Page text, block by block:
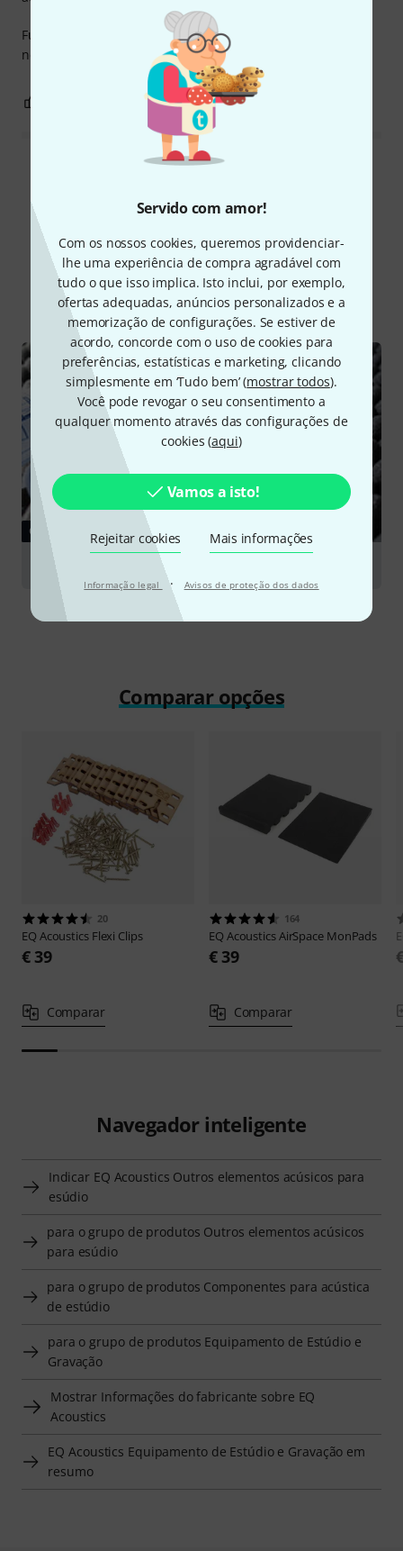
Servido com amor!
Com os nossos cookies, queremos providenciar-
lhe uma experiência de compra agradável com
tudo o que isso implica. Isto inclui, por exemplo,
ofertas adequadas, anúncios personalizados e a
memorização de configurações. Se estiver de
acordo, concorde com o uso de cookies para
preferências, estatísticas e marketing, clicando
simplesmente em ‘Tudo bem’ (mostrar todos).
Você pode revogar o seu consentimento a
qualquer momento através das configurações de
cookies (aqui)
Vamos a isto!
Rejeitar cookies Mais informações
Informação legal · Avisos de proteção dos dados
Funciona muito bem, todas as opções de montagem estão
neste conjunto
REPORTAR A CRÍTICA
Ler todas as reviews
Sabia?
Todos Guia Online
GUIA
Comparar opções
20
EQ Acoustics Flexi Clips
€ 39
Comparar
164
EQ AcousticsAirSpace MonPads
€ 39
Comparar
Navegador inteligente
Indicar EQ Acoustics Outros elementos acúsicos para
esúdio
para o grupo de produtos Outros elementos acúsicos
para esúdio
para o grupo de produtos Componentes para acústica
de estúdio
para o grupo de produtos Equipamento de Estúdio e
Gravação
Mostrar Informações do fabricante sobre EQ
Acoustics
EQ Acoustics Equipamento de Estúdio e Gravação em
resumo